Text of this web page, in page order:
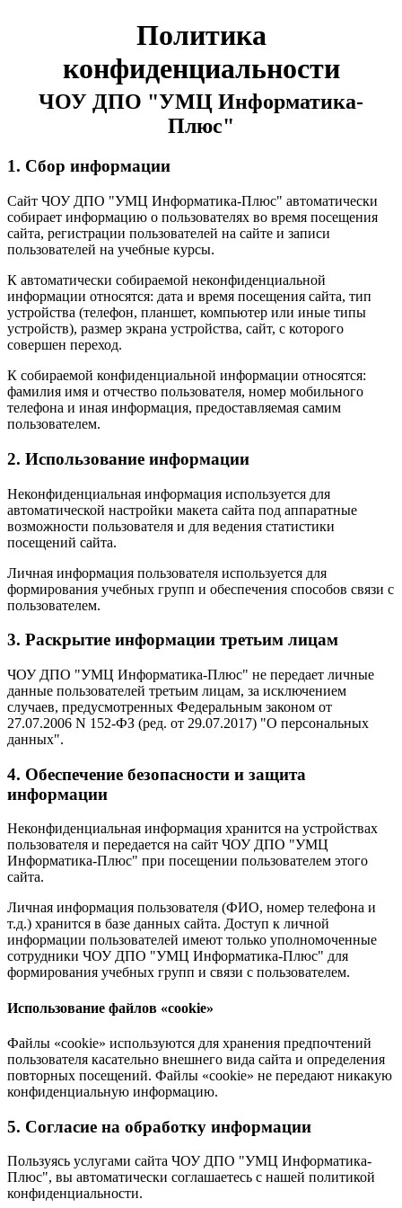
Политика
конфиденциальности
ЧОУ ДПО "УМЦ Информатика-
Плюс"
1. Сбор информации
Сайт ЧОУ ДПО "УМЦ Информатика-Плюс" автоматически
собирает информацию о пользователях во время посещения
сайта, регистрации пользователей на сайте и записи
пользователей на учебные курсы.
К автоматически собираемой неконфиденциальной
информации относятся: дата и время посещения сайта, тип
устройства (телефон, планшет, компьютер или иные типы
устройств), размер экрана устройства, сайт, с которого
совершен переход.
К собираемой конфиденциальной информации относятся:
фамилия имя и отчество пользователя, номер мобильного
телефона и иная информация, предоставляемая самим
пользователем.
2. Использование информации
Неконфиденциальная информация используется для
автоматической настройки макета сайта под аппаратные
возможности пользователя и для ведения статистики
посещений сайта.
Личная информация пользователя используется для
формирования учебных групп и обеспечения способов связи с
пользователем.
3. Раскрытие информации третьим лицам
ЧОУ ДПО "УМЦ Информатика-Плюс" не передает личные
данные пользователей третьим лицам, за исключением
случаев, предусмотренных Федеральным законом от
27.07.2006 N 152-ФЗ (ред. от 29.07.2017) "О персональных
данных".
4. Обеспечение безопасности и защита
информации
Неконфиденциальная информация хранится на устройствах
пользователя и передается на сайт ЧОУ ДПО "УМЦ
Информатика-Плюс" при посещении пользователем этого
сайта.
Личная информация пользователя (ФИО, номер телефона и
т.д.) хранится в базе данных сайта. Доступ к личной
информации пользователей имеют только уполномоченные
сотрудники ЧОУ ДПО "УМЦ Информатика-Плюс" для
формирования учебных групп и связи с пользователем.
Использование файлов «cookie»
Файлы «cookie» используются для хранения предпочтений
пользователя касательно внешнего вида сайта и определения
повторных посещений. Файлы «cookie» не передают никакую
конфиденциальную информацию.
5. Согласие на обработку информации
Пользуясь услугами сайта ЧОУ ДПО "УМЦ Информатика-
Плюс", вы автоматически соглашаетесь с нашей политикой
конфиденциальности.